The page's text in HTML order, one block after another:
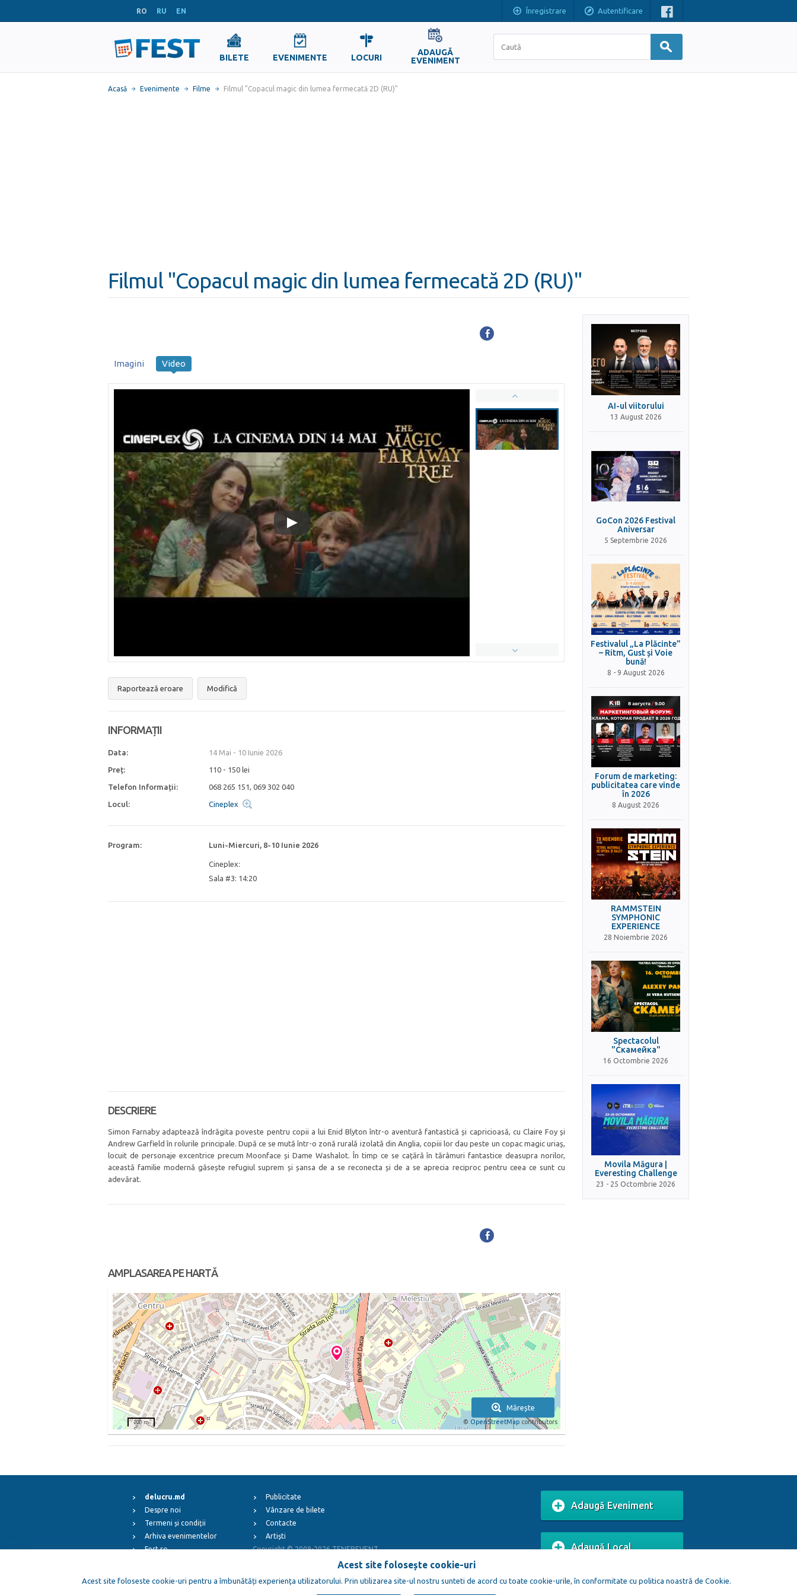
RO RU EN Înregistrare Autentificare
BILETE EVENIMENTE LOCURI
ADAUGĂ
EVENIMENT
Acasă Evenimente Filme Filmul "Copacul magic din lumea fermecată 2D (RU)"
Filmul "Copacul magic din lumea fermecată 2D (RU)"
Imagini Video
Raportează eroare Modifică
INFORMAȚII
Data: 14 Mai - 10 Iunie 2026
Preț: 110 - 150 lei
Telefon Informații: 068 265 151, 069 302 040
Locul: Cineplex
Program: Luni-Miercuri, 8-10 Iunie 2026
Cineplex:
Sala #3: 14:20
DESCRIERE
Simon Farnaby adaptează îndrăgita poveste pentru copii a lui Enid Blyton într-o aventură fantastică și capricioasă, cu Claire Foy și
Andrew Garfield în rolurile principale. După ce se mută într-o zonă rurală izolată din Anglia, copiii lor dau peste un copac magic uriaș,
locuit de personaje excentrice precum Moonface și Dame Washalot. În timp ce se cațără în tărâmuri fantastice deasupra norilor,
această familie modernă găsește refugiul suprem și șansa de a se reconecta și de a se aprecia reciproc pentru ceea ce sunt cu
adevărat.
AMPLASAREA PE HARTĂ
Mărește
© OpenStreetMap contributors
200 m
AI-ul viitorului
13 August 2026
GoCon 2026 Festival
Aniversar
5 Septembrie 2026
Festivalul „La Plăcinte”
– Ritm, Gust și Voie
bună!
8 - 9 August 2026
Forum de marketing:
publicitatea care vinde
în 2026
8 August 2026
RAMMSTEIN
SYMPHONIC
EXPERIENCE
28 Noiembrie 2026
Spectacolul
"Скамейка"
16 Octombrie 2026
Movila Măgura |
Everesting Challenge
23 - 25 Octombrie 2026
delucru.md
Despre noi
Termeni și condiții
Arhiva evenimentelor
Fest.ro
Publicitate
Vânzare de bilete
Contacte
Artiști
Copyright © 2009-2026TENEREVENT
Adaugă Eveniment
Adaugă Local
Acest site folosește cookie-uri
Acest site foloseste cookie-uri pentru a îmbunătăți experiența utilizatorului. Prin utilizarea site-ul nostru sunteti de acord cu toate cookie-urile, în conformitate cu politica noastră de Cookie.